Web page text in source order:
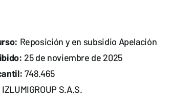
Reposición y en subsidio Apelación
25 de noviembre de 2025
748.465
IZLUMIGROUP S.A.S.